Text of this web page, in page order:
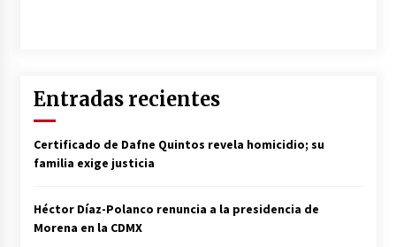
Entradas recientes
Certificado de Dafne Quintos revela homicidio; su
familia exige justicia
Héctor Díaz-Polanco renuncia a la presidencia de
Morena en la CDMX